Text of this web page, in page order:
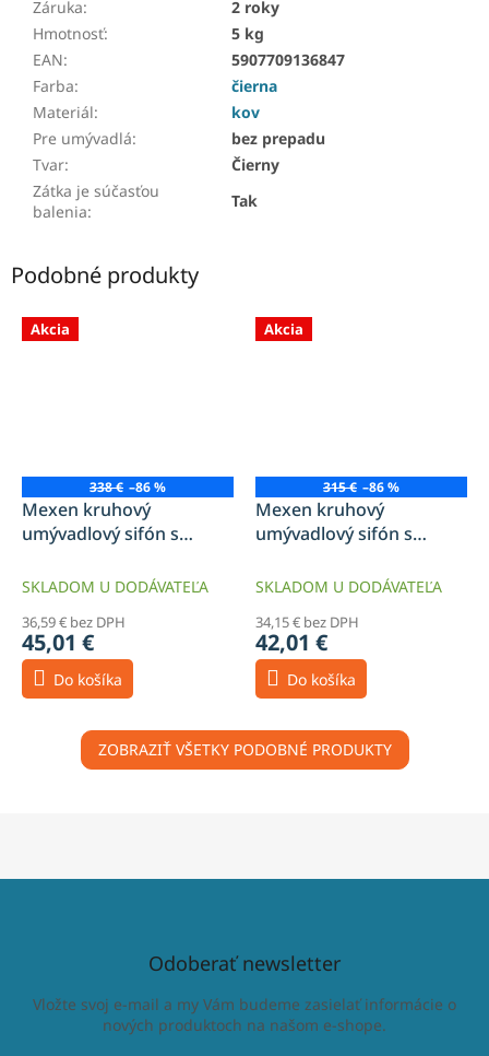
Záruka:
2 roky
Hmotnosť:
5 kg
EAN:
5907709136847
Farba:
čierna
Materiál:
kov
Pre umývadlá:
bez prepadu
Tvar:
Čierny
Zátka je súčasťou
balenia:
Tak
Podobné produkty
Akcia
338 € –86 %
Mexen kruhový
umývadlový sifón s
prepadom, zlatý -
SKLADOM U DODÁVATEĽA
36,59 € bez DPH
45,01 €
Do košíka
Akcia
315 € –86 %
Mexen kruhový
umývadlový sifón s
prepadu, biely - 7991050-
SKLADOM U DODÁVATEĽA
34,15 € bez DPH
42,01 €
Do košíka
ZOBRAZIŤ VŠETKY PODOBNÉ PRODUKTY
Odoberať newsletter
Vložte svoj e-mail a my Vám budeme zasielať informácie o
nových produktoch na našom e-shope.